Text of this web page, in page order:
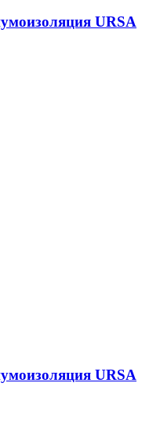
URSA
URSA